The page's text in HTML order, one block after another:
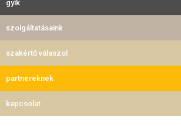
gyik
szolgáltatásaink
szakértő válaszol
partnereknek
kapcsolat